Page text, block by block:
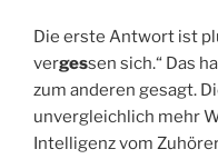
Die erste Antwort ist
vergessen sich.“ Das
zum anderen gesagt.
unvergleichlich mehr
Intelligenz vom